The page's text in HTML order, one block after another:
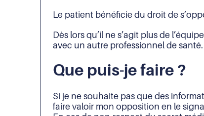
Le patient bénéficie du droit de
Dès lors qu’il ne s’agit plus de
avec un autre professionnel de santé.
Que puis-je faire ?
Si je ne souhaite pas que des
faire valoir mon opposition en le